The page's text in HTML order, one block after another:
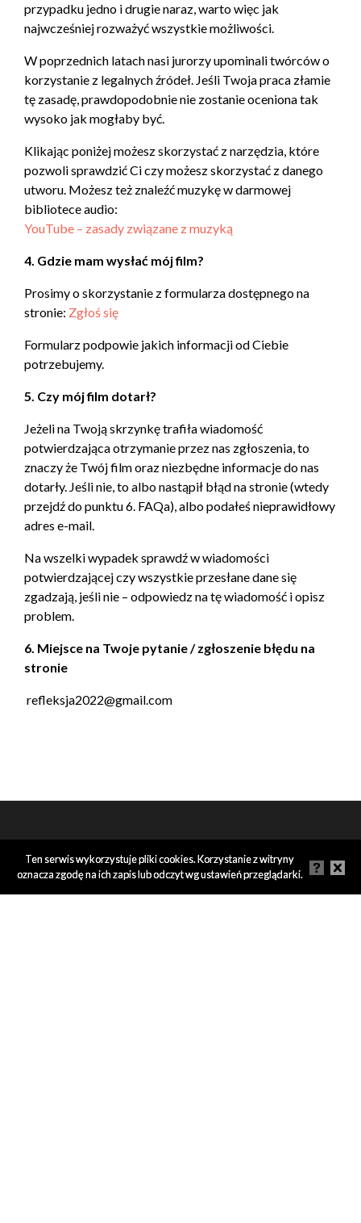
przypadku jedno i drugie naraz, warto więc jak
najwcześniej rozważyć wszystkie możliwości.
W poprzednich latach nasi jurorzy upominali twórców o
korzystanie z legalnych źródeł. Jeśli Twoja praca złamie
tę zasadę, prawdopodobnie nie zostanie oceniona tak
wysoko jak mogłaby być.
Klikając poniżej możesz skorzystać z narzędzia, które
pozwoli sprawdzić Ci czy możesz skorzystać z danego
utworu. Możesz też znaleźć muzykę w darmowej
bibliotece audio:
YouTube – zasady związane z muzyką
4. Gdzie mam wysłać mój film?
Prosimy o skorzystanie z formularza dostępnego na
stronie: Zgłoś się
Formularz podpowie jakich informacji od Ciebie
potrzebujemy.
5. Czy mój film dotarł?
Jeżeli na Twoją skrzynkę trafiła wiadomość
potwierdzająca otrzymanie przez nas zgłoszenia, to
znaczy że Twój film oraz niezbędne informacje do nas
dotarły. Jeśli nie, to albo nastąpił błąd na stronie (wtedy
przejdź do punktu 6. FAQa), albo podałeś nieprawidłowy
adres e-mail.
Na wszelki wypadek sprawdź w wiadomości
potwierdzającej czy wszystkie przesłane dane się
zgadzają, jeśli nie – odpowiedz na tę wiadomość i opisz
problem.
6. Miejsce na Twoje pytanie / zgłoszenie błędu na
stronie
refleksja2022@gmail.com
KONTAKT
Ten serwis wykorzystuje pliki cookies. Korzystanie z witryny
oznacza zgodę na ich zapis lub odczyt wg ustawień przeglądarki.